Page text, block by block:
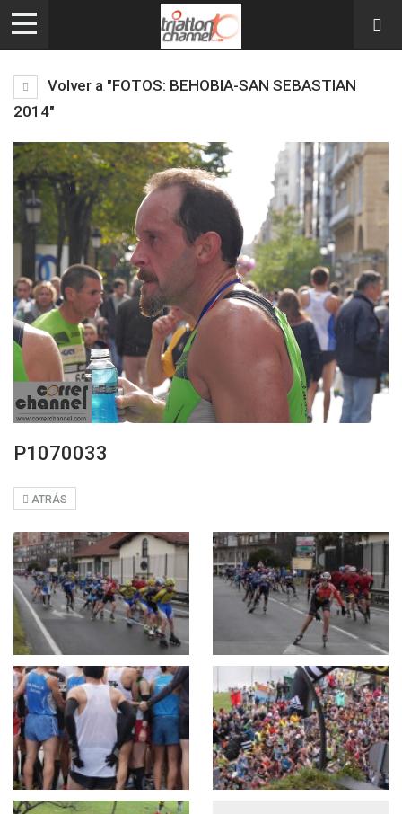
Volver a "FOTOS: BEHOBIA-SAN SEBASTIAN
2014"
P1070033
ATRÁS